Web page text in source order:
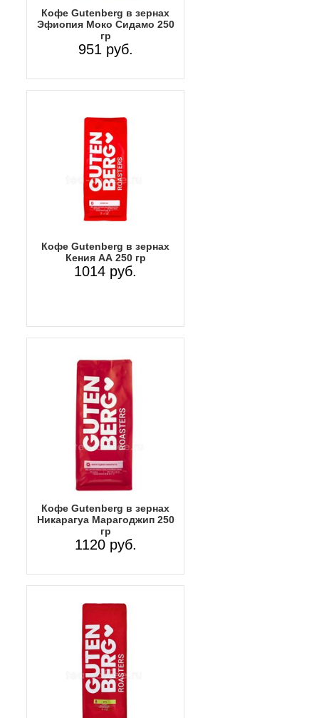
Кофе Gutenberg в зернах
Эфиопия Моко Сидамо 250
гр
951 руб.
Кофе Gutenberg в зернах
Кения АА 250 гр
1014 руб.
Кофе Gutenberg в зернах
Никарагуа Марагоджип 250
гр
1120 руб.